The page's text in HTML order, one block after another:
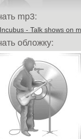
mp3:
- Talk shows on
обложку: